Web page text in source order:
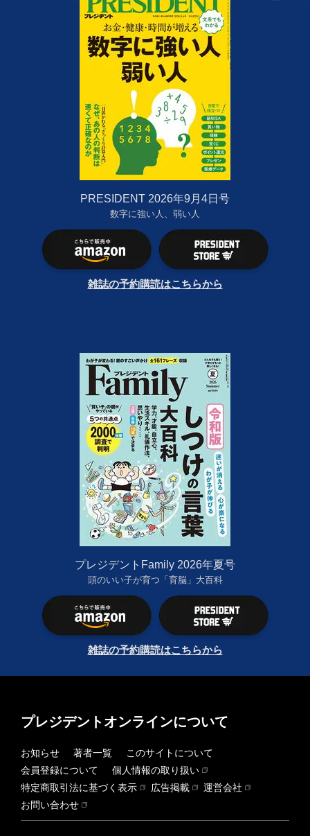
PRESIDENT 2026年9月4日号
数字に強い人、弱い人
雑誌の予約購読はこちらから
プレジデントFamily 2026年夏号
頭のいい子が育つ「育脳」大百科
雑誌の予約購読はこちらから
プレジデントオンラインについて
お知らせ 著者一覧
このサイトについて
会員登録について
個人情報の取り扱い
特定商取引法に基づく表示
広告掲載
運営会社
お問い合わせ